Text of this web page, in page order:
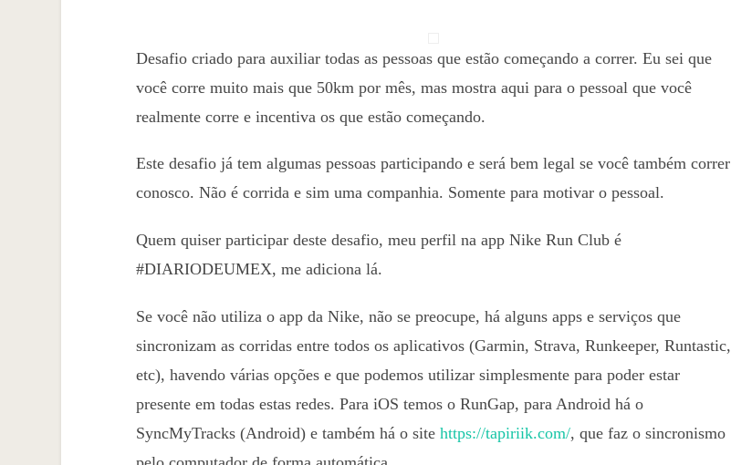
Desafio criado para auxiliar todas as pessoas que estão começando a correr. Eu sei que
você corre muito mais que 50km por mês, mas mostra aqui para o pessoal que você
realmente corre e incentiva os que estão começando.
Este desafio já tem algumas pessoas participando e será bem legal se você também correr
conosco. Não é corrida e sim uma companhia. Somente para motivar o pessoal.
Quem quiser participar deste desafio, meu perfil na app Nike Run Club é
#DIARIODEUMEX, me adiciona lá.
Se você não utiliza o app da Nike, não se preocupe, há alguns apps e serviços que
sincronizam as corridas entre todos os aplicativos (Garmin, Strava, Runkeeper, Runtastic,
etc), havendo várias opções e que podemos utilizar simplesmente para poder estar
presente em todas estas redes. Para iOS temos o RunGap, para Android há o
SyncMyTracks (Android) e também há o site https://tapiriik.com/, que faz o sincronismo